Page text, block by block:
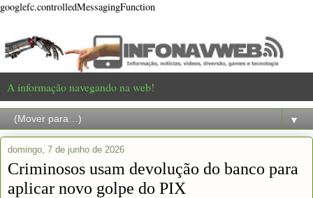
googlefc.controlledMessagingFunction
A informação navegando na web!
▼
domingo, 7 de junho de 2026
Criminosos usam devolução do banco para
aplicar novo golpe do PIX